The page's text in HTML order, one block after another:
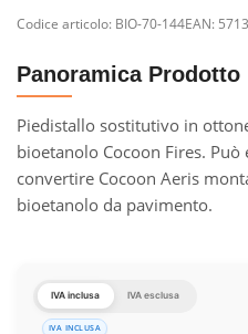
Codice articolo: BIO-70-144EAN:
Panoramica Prodotto
Piedistallo sostitutivo in
bioetanolo Cocoon Fires.
convertire Cocoon Aeris
bioetanolo da pavimento.
IVA inclusa IVA esclusa
IVA INCLUSA